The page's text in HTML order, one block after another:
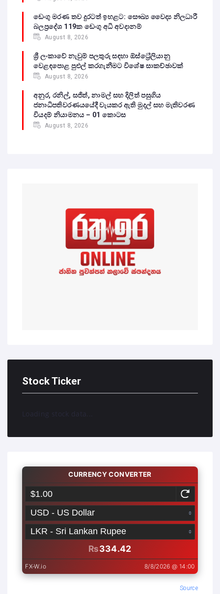
ඩෙංගු මරණ තව දුරටත් ඉහළට: සෞඛ්‍ය වෛද්‍ය නිලධාරී
බලප්‍රදේශ 119ක ඩෙංගු අධි අවදානම්
August 8, 2026
ශ්‍රී ලංකාවේ නැවුම් පලතුරු සඳහා ඕස්ට්‍රේලියානු
වෙළඳපොළ පුළුල් කරගැනීමට විශේෂ සාකච්ඡාවක්
August 8, 2026
අනුර, රනිල්, සජිත්, නාමල් සහ දිලිත් පසුගිය
ජනාධිපතිවරණයයේදී වැයකර ඇති මුදල් සහ මැතිවරණ
වියදම් නියාමනය – 01 කොටස
August 8, 2026
Stock Ticker
Loading stock data...
Source